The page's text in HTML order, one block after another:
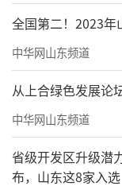
全国第二！2023年
中华网山东频道
从上合绿色发展论
中华网山东频道
省级开发区升级潜
布，山东这8家入选